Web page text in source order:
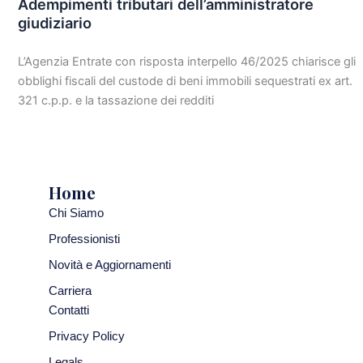
Adempimenti tributari dell’amministratore
giudiziario
L’Agenzia Entrate con risposta interpello 46/2025 chiarisce gli
obblighi fiscali del custode di beni immobili sequestrati ex art.
321 c.p.p. e la tassazione dei redditi
Home
Chi Siamo
Professionisti
Novità e Aggiornamenti
Carriera
Contatti
Privacy Policy